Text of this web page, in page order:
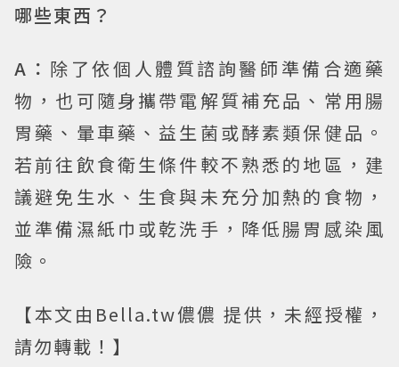
哪些東西？
A： 除了依個人體質諮詢醫師準備合適藥
物，也可隨身攜帶電解質補充品、常用腸
胃藥、暈車藥、益生菌或酵素類保健品。
若前往飲食衛生條件較不熟悉的地區，建
議避免生水、生食與未充分加熱的食物，
並準備濕紙巾或乾洗手，降低腸胃感染風
險。
【本文由Bella.tw儂儂 提供，未經授權，
請勿轉載！】